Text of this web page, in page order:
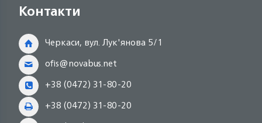
Контакти
Черкаси, вул. Лук'янова 5/1
ofis@novabus.net
+38 (0472) 31-80-20
+38 (0472) 31-80-20